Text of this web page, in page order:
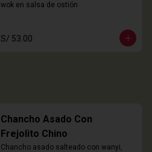
wok en salsa de ostión
S/ 53.00
Chancho Asado Con
Frejolito Chino
Chancho asado salteado con wanyi,